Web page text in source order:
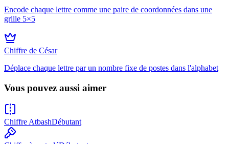
Encode chaque lettre comme une paire de coordonnées dans une
grille 5×5
Chiffre de César
Déplace chaque lettre par un nombre fixe de postes dans l'alphabet
Vous pouvez aussi aimer
Chiffre AtbashDébutant